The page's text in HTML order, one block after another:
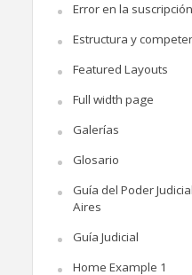
Error en la
Estructura y
Featured Layouts
Full width page
Galerías
Glosario
Guía del Poder
Aires
Guía Judicial
Home Example 1